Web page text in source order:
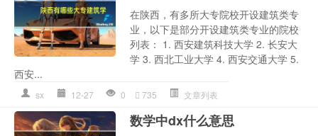
在陕西，有多所大专院校开设建筑类专
业，以下是部分开设建筑类专业的院校
列表： 1. 西安建筑科技大学 2. 长安大
学 3. 西北工业大学 4. 西安交通大学 5.
西安...
sx 12-27 0 735 文章列表
数学中dx什么意思